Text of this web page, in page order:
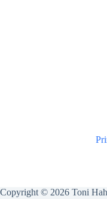
Copyright © 2026 Toni